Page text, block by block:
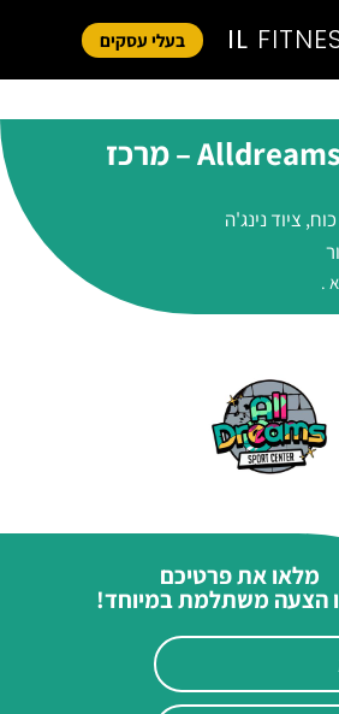
IL בעלי עסקים
Alldreams sport center – מרכז
, ציוד נינג'ה
מלאו את פרטיכם
הצעה משתלמת במיוחד!